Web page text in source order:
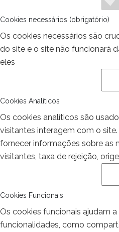
Cookies necessários (obrigatório)
Os cookies necessários são
do site e o site não funcionará
eles
Cookies Analíticos
Os cookies analíticos são
visitantes interagem com o
fornecer informações sobre as
visitantes, taxa de rejeição,
Cookies Funcionais
Os cookies funcionais ajudam
funcionalidades, como